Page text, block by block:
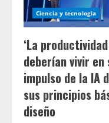
un
alcance
de
km
y
de
vertical
Ciencia y tecnologia
‘La
deberían vivir en
impulso de la IA
sus principios
diseño